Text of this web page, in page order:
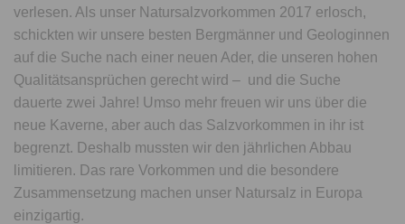
verlesen. Als unser Natursalzvorkommen 2017 erlosch,
schickten wir unsere besten Bergmänner und Geologinnen
auf die Suche nach einer neuen Ader, die unseren hohen
Qualitätsansprüchen gerecht wird – und die Suche
dauerte zwei Jahre! Umso mehr freuen wir uns über die
neue Kaverne, aber auch das Salzvorkommen in ihr ist
begrenzt. Deshalb mussten wir den jährlichen Abbau
limitieren. Das rare Vorkommen und die besondere
Zusammensetzung machen unser Natursalz in Europa
einzigartig.